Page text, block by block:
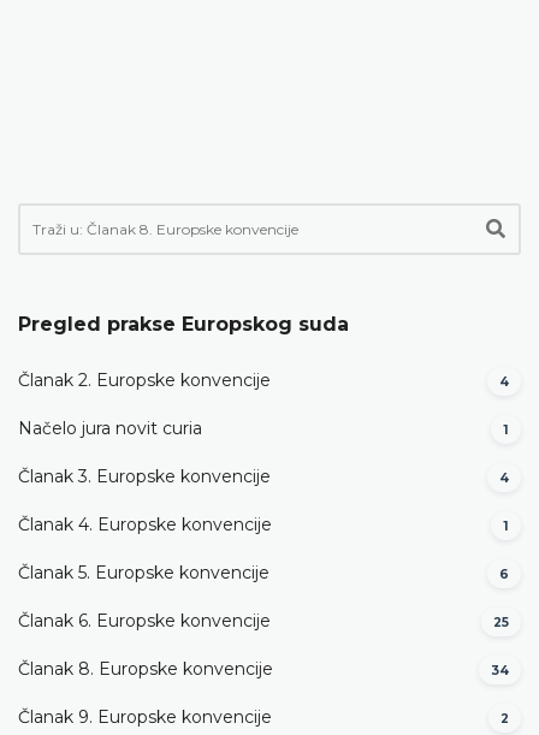
Pregled prakse Europskog suda
Članak 2. Europske konvencije 4
Načelo jura novit curia 1
Članak 3. Europske konvencije 4
Članak 4. Europske konvencije 1
Članak 5. Europske konvencije 6
Članak 6. Europske konvencije 25
Članak 8. Europske konvencije 34
Članak 9. Europske konvencije 2